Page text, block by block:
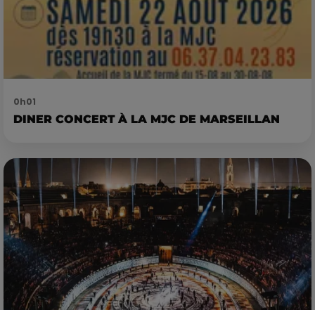
0h01
DINER CONCERT À LA MJC DE MARSEILLAN